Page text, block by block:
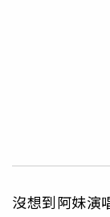
沒想到阿妹演